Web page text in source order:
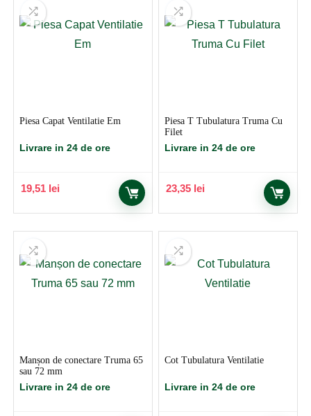
25,95 lei.
Piesa Capat Ventilatie Em
Livrare in 24 de ore
19,51 lei
Piesa T Tubulatura Truma Cu
Filet
Livrare in 24 de ore
23,35 lei
Manșon de conectare Truma 65
sau 72 mm
Livrare in 24 de ore
Cot Tubulatura Ventilatie
Livrare in 24 de ore